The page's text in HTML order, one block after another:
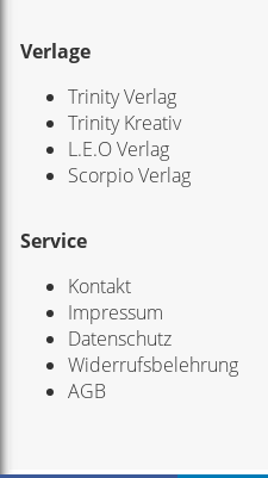
Verlage
Trinity Verlag
Trinity Kreativ
L.E.O Verlag
Scorpio Verlag
Service
Kontakt
Impressum
Datenschutz
Widerrufsbelehrung
AGB